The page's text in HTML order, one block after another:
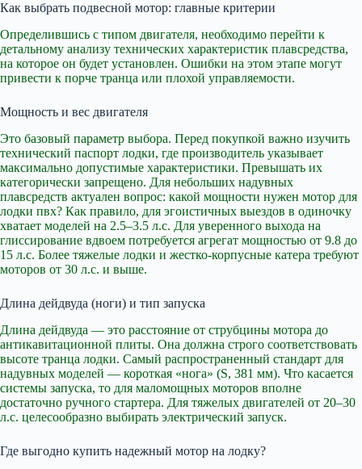
Как выбрать подвесной мотор: главные критерии
Определившись с типом двигателя, необходимо перейти к
детальному анализу технических характеристик плавсредства,
на которое он будет установлен. Ошибки на этом этапе могут
привести к порче транца или плохой управляемости.
Мощность и вес двигателя
Это базовый параметр выбора. Перед покупкой важно изучить
технический паспорт лодки, где производитель указывает
максимально допустимые характеристики. Превышать их
категорически запрещено. Для небольших надувных
плавсредств актуален вопрос: какой мощности нужен мотор для
лодки пвх? Как правило, для эгоистичных выездов в одиночку
хватает моделей на 2.5–3.5 л.с. Для уверенного выхода на
глиссирование вдвоем потребуется агрегат мощностью от 9.8 до
15 л.с. Более тяжелые лодки и жестко-корпусные катера требуют
моторов от 30 л.с. и выше.
Длина дейдвуда (ноги) и тип запуска
Длина дейдвуда — это расстояние от струбцины мотора до
антикавитационной плиты. Она должна строго соответствовать
высоте транца лодки. Самый распространенный стандарт для
надувных моделей — короткая «нога» (S, 381 мм). Что касается
системы запуска, то для маломощных моторов вполне
достаточно ручного стартера. Для тяжелых двигателей от 20–30
л.с. целесообразно выбирать электрический запуск.
Где выгодно купить надежный мотор на лодку?